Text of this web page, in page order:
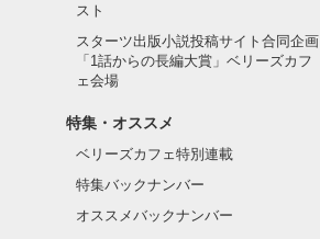
スト
スターツ出版小説投稿サイト合同企画
「1話からの長編大賞」ベリーズカフ
ェ会場
特集・オススメ
ベリーズカフェ特別連載
特集バックナンバー
オススメバックナンバー